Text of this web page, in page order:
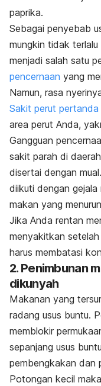
paprika.
Sebagai penyebab
mungkin tidak
menjadi salah satu
pencernaan yang
Namun, rasa
Sakit perut pertanda
area perut Anda,
Gangguan
sakit parah di
disertai dengan
diikuti dengan gejala
makan yang
Jika Anda rentan
menyakitkan
harus membatasi
2. Penimbunan
dikunyah
Makanan yang
radang usus buntu.
memblokir
sepanjang usus
pembengkakan dan
Potongan kecil